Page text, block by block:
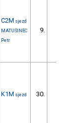
C2M sjezd
MATUŠINEC
Petr
9.
K1M sjezd 30.